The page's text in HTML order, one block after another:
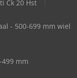
Ck 20 Hst
- 500-699 mm wiel
mm